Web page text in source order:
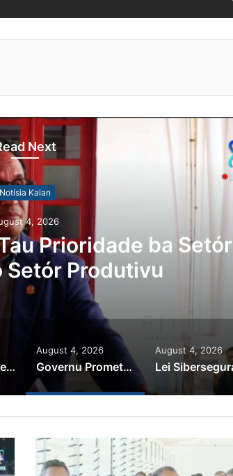
Next
Notísia Kalan
4, 2026
Prioridade ba Setór
Setór Produtivu
PR Horta Rekoñese Timoroan Sira Iha Diáspora Nia Kontribuisaun
August 4, 2026
Governu Promete Tau Prioridade ba Setór Minerais no Setór Produtivu
August 4, 2026